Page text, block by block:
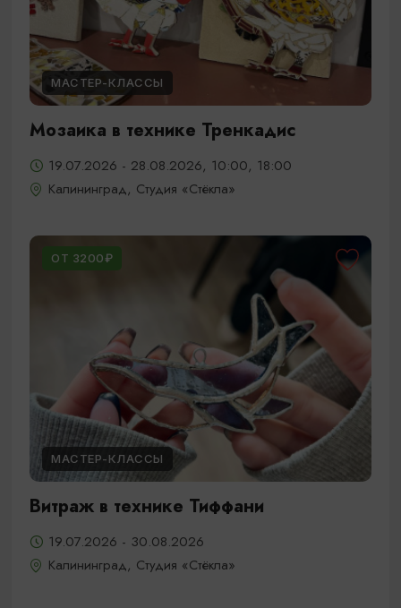
МАСТЕР-КЛАССЫ
Мозаика в технике Тренкадис
19.07.2026 - 28.08.2026, 10:00, 18:00
Калининград, Студия «Стёкла»
ОТ 3200₽
МАСТЕР-КЛАССЫ
Витраж в технике Тиффани
19.07.2026 - 30.08.2026
Калининград, Студия «Стёкла»